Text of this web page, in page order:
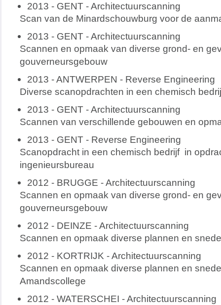
2013 - GENT - Architectuurscanning
Scan van de Minardschouwburg voor de
2013 - GENT - Architectuurscanning
Scannen en opmaak van diverse grond- en
gouverneursgebouw
2013 - ANTWERPEN - Reverse Engineering
Diverse scanopdrachten in een chemisch
2013 - GENT - Architectuurscanning
Scannen van verschillende gebouwen en
2013 - GENT - Reverse Engineering
Scanopdracht in een chemisch bedrijf in
ingenieursbureau
2012 - BRUGGE - Architectuurscanning
Scannen en opmaak van diverse grond- en
gouverneursgebouw
2012 - DEINZE - Architectuurscanning
Scannen en opmaak diverse plannen en
2012 - KORTRIJK - Architectuurscanning
Scannen en opmaak diverse plannen en
Amandscollege
2012 - WATERSCHEI - Architectuurscanning